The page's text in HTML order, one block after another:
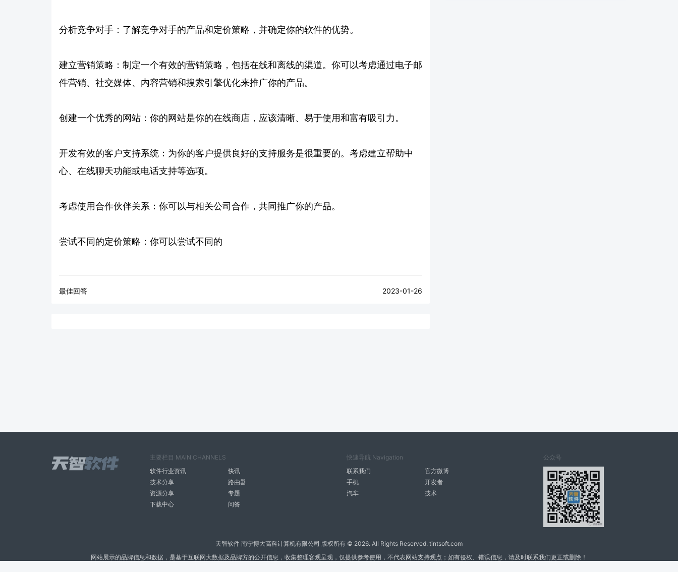
分析竞争对手：了解竞争对手的产品和定价策略，并确定你的软件的优势。
建立营销策略：制定一个有效的营销策略，包括在线和离线的渠道。你可以考虑通过电子邮
件营销、社交媒体、内容营销和搜索引擎优化来推广你的产品。
创建一个优秀的网站：你的网站是你的在线商店，应该清晰、易于使用和富有吸引力。
开发有效的客户支持系统：为你的客户提供良好的支持服务是很重要的。考虑建立帮助中
心、在线聊天功能或电话支持等选项。
考虑使用合作伙伴关系：你可以与相关公司合作，共同推广你的产品。
尝试不同的定价策略：你可以尝试不同的
最佳回答 2023-01-26
主要栏目 MAIN CHANNELS
软件行业资讯
快讯
技术分享
路由器
资源分享
专题
下载中心
问答
快速导航 Navigation
联系我们
官方微博
手机
开发者
汽车
技术
公众号
天智软件 南宁博大高科计算机有限公司 版权所有 © 2026. All Rights Reserved. tintsoft.com
网站展示的品牌信息和数据，是基于互联网大数据及品牌方的公开信息，收集整理客观呈现，仅提供参考使用，不代表网站支持观点；如有侵权、错误信息，请及时联系我们更正或删除！